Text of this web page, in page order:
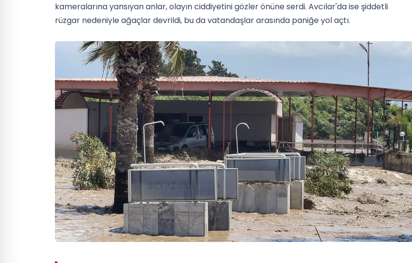
kameralarına yansıyan anlar, olayın ciddiyetini gözler önüne serdi. Avcılar'da ise şiddetli
rüzgar nedeniyle ağaçlar devrildi, bu da vatandaşlar arasında paniğe yol açtı.